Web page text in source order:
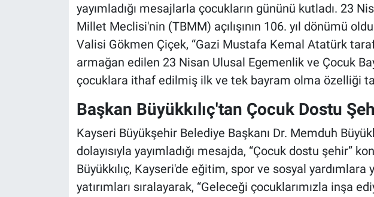
yayımladığı mesajlarla çocukların gününü kutladı. 23
Millet Meclisi'nin (TBMM) açılışının 106. yıl dönümü
Valisi Gökmen Çiçek, “Gazi Mustafa Kemal Atatürk
armağan edilen 23 Nisan Ulusal Egemenlik ve Çocuk
çocuklara ithaf edilmiş ilk ve tek bayram olma özelliği
Başkan Büyükkılıç'tan Çocuk Dostu
Kayseri Büyükşehir Belediye Başkanı Dr. Memduh
dolayısıyla yayımladığı mesajda, “Çocuk dostu şehir”
Büyükkılıç, Kayseri'de eğitim, spor ve sosyal yardımlara
yatırımları sıralayarak, “Geleceği çocuklarımızla inşa